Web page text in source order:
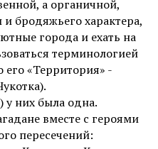
а органичной,
бродяжьего характера,
города и ехать на
терминологией
«Территория» -
у них была одна.
вместе с героями
пересечений: